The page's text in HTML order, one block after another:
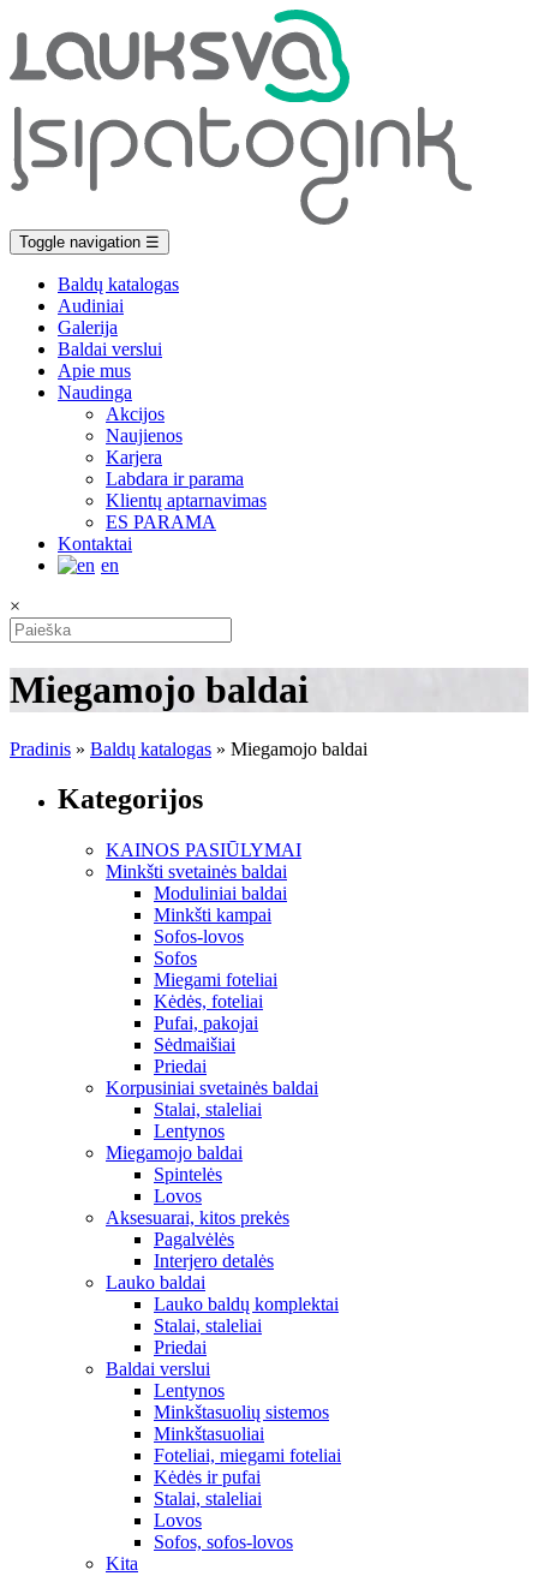
Toggle navigation ☰
Baldų katalogas
Audiniai
Galerija
Baldai verslui
Apie mus
Naudinga
Akcijos
Naujienos
Karjera
Labdara ir parama
Klientų aptarnavimas
ES PARAMA
Kontaktai
en
×
Miegamojo baldai
Pradinis » Baldų katalogas » Miegamojo baldai
Kategorijos
KAINOS PASIŪLYMAI
Minkšti svetainės baldai
Moduliniai baldai
Minkšti kampai
Sofos-lovos
Sofos
Miegami foteliai
Kėdės, foteliai
Pufai, pakojai
Sėdmaišiai
Priedai
Korpusiniai svetainės baldai
Stalai, staleliai
Lentynos
Miegamojo baldai
Spintelės
Lovos
Aksesuarai, kitos prekės
Pagalvėlės
Interjero detalės
Lauko baldai
Lauko baldų komplektai
Stalai, staleliai
Priedai
Baldai verslui
Lentynos
Minkštasuolių sistemos
Minkštasuoliai
Foteliai, miegami foteliai
Kėdės ir pufai
Stalai, staleliai
Lovos
Sofos, sofos-lovos
Kita